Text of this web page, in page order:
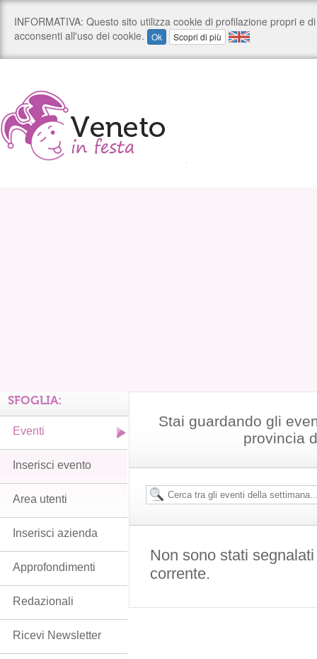
Stai guardando gli
provincia
Non sono stati
corrente.
SFOGLIA:
Eventi
Inserisci evento
Area utenti
Inserisci azienda
Approfondimenti
Redazionali
Ricevi Newsletter